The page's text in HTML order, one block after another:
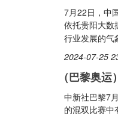
7月22日，中
依托贵阳大数
行业发展的气
2024-07-25
（巴黎奥
中新社巴黎7
的混双比赛中